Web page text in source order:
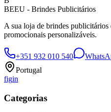
BEEU - Brindes Publicitários
A sua loja de brindes
promocionais personalizáveis.
+351 932 010 540
Portugal
figin
Categorias